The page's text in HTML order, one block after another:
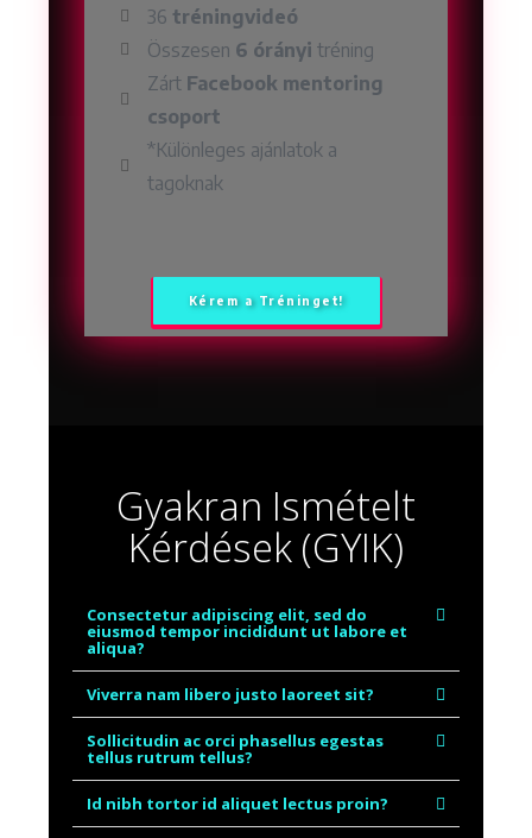
36 tréningvideó
Összesen 6 órányi tréning
Zárt Facebook mentoring
csoport
*Különleges ajánlatok a
tagoknak
Kérem a Tréninget!
Gyakran Ismételt
Kérdések (GYIK)
Consectetur adipiscing elit, sed do
eiusmod tempor incididunt ut labore et
aliqua?
Viverra nam libero justo laoreet sit?
Sollicitudin ac orci phasellus egestas
tellus rutrum tellus?
Id nibh tortor id aliquet lectus proin?